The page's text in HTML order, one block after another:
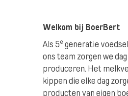
Welkom bij BoerBert
Als 5e generatie
ons team zorgen we
produceren. Het
kippen die elke dag
producten van eigen